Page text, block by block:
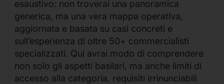
esaustivo: non troverai una panoramica
generica, ma una vera mappa operativa,
aggiornata e basata su casi concreti e
sull’esperienza di oltre 50+ commercialisti
specializzati. Qui avrai modo di comprendere
non solo gli aspetti basilari, ma anche limiti di
accesso alla categoria, requisiti irrinunciabili